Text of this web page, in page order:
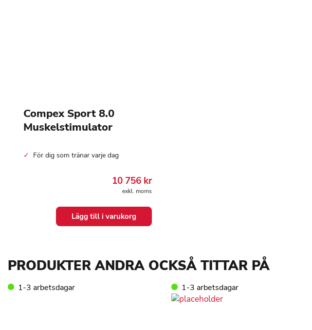
Compex Sport 8.0
Muskelstimulator
För dig som tränar varje dag
10 756 kr
exkl. moms
Lägg till i varukorg
PRODUKTER ANDRA OCKSÅ TITTAR PÅ
1-3 arbetsdagar 1-3 arbetsdagar